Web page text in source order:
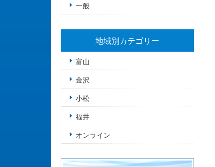
一般
地域別カテゴリー
富山
金沢
小松
福井
オンライン